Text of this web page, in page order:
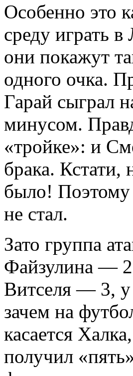
Особенно это
среду играть
они покажут
одного очка.
Гарай сыграл
минусом.
«тройке»: и
брака. Кстати,
было! Поэтому
не стал.
Зато группа
Файзулина —
Витселя — 3,
зачем на
касается
получил